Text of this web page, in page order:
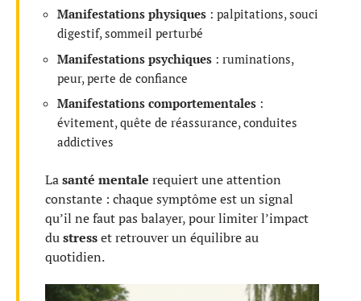
Manifestations physiques : palpitations, souci
digestif, sommeil perturbé
Manifestations psychiques : ruminations,
peur, perte de confiance
Manifestations comportementales :
évitement, quête de réassurance, conduites
addictives
Lasanté mentale requiert une attention
constante : chaque symptôme est un signal
qu’il ne faut pas balayer, pour limiter l’impact
dustresset retrouver un équilibre au
quotidien.